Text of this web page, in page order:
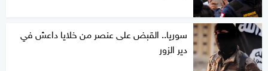
سوريا.. القبض على عنصر من خلايا داعش في
دير الزور